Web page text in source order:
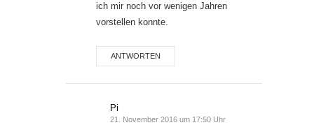
ich mir noch vor wenigen Jahren
vorstellen konnte.
ANTWORTEN
Pi
21. November 2016 um 17:50 Uhr